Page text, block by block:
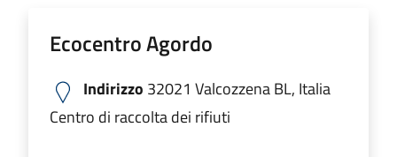
Ecocentro Agordo
Indirizzo 32021 Valcozzena BL, Italia
Centro di raccolta dei rifiuti